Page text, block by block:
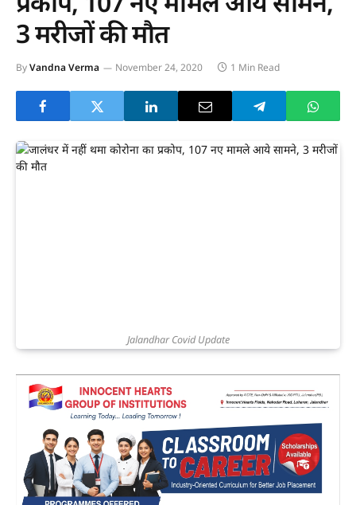
3 मरीजों की मौत
ByVandna Verma November 24, 2020 1 Min Read
Jalandhar Covid Update